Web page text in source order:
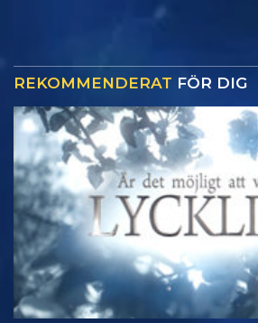
REKOMMENDERAT FÖR DIG